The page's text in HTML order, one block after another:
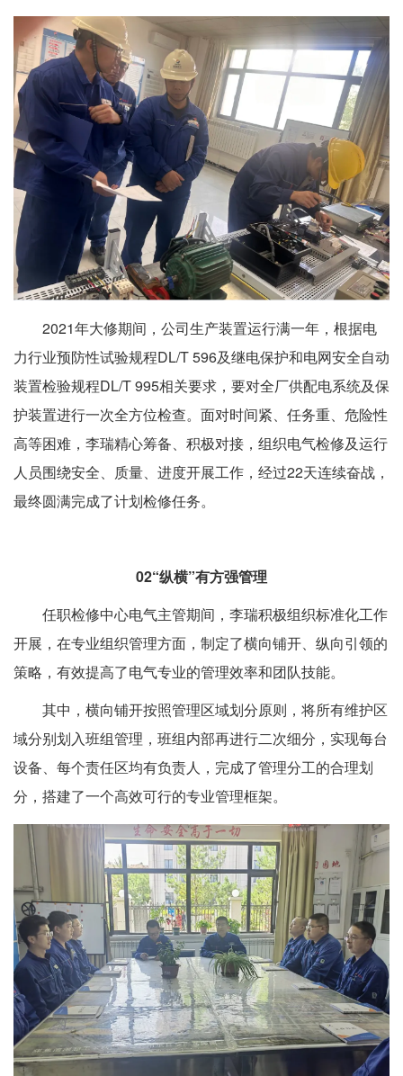
2021年大修期间，公司生产装置运行满一年，根据电
力行业预防性试验规程DL/T 596及继电保护和电网安全自动
装置检验规程DL/T 995相关要求，要对全厂供配电系统及保
护装置进行一次全方位检查。面对时间紧、任务重、危险性
高等困难，李瑞精心筹备、积极对接，组织电气检修及运行
人员围绕安全、质量、进度开展工作，经过22天连续奋战，
最终圆满完成了计划检修任务。
02“纵横”有方强管理
任职检修中心电气主管期间，李瑞积极组织标准化工作
开展，在专业组织管理方面，制定了横向铺开、纵向引领的
策略，有效提高了电气专业的管理效率和团队技能。
其中，横向铺开按照管理区域划分原则，将所有维护区
域分别划入班组管理，班组内部再进行二次细分，实现每台
设备、每个责任区均有负责人，完成了管理分工的合理划
分，搭建了一个高效可行的专业管理框架。